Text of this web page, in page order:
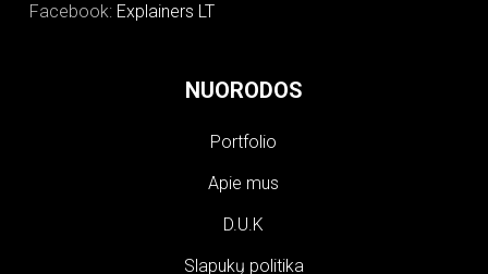
Facebook: Explainers LT
NUORODOS
Portfolio
Apie mus
D.U.K
Slapukų politika